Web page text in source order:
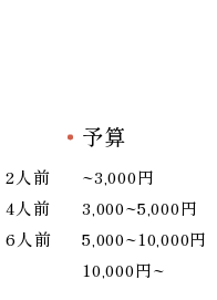
2人前
4人前
6人前
予算
~3,000円
3,000~5,000円
5,000~10,000円
10,000円~